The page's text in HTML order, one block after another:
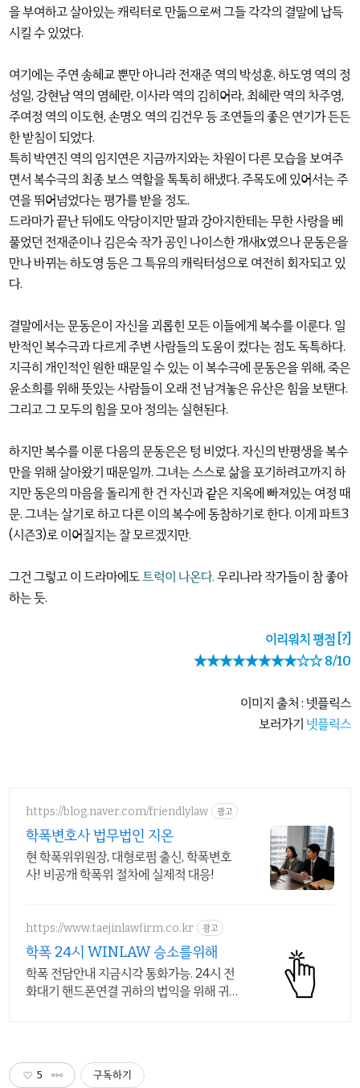
을 부여하고 살아있는 캐릭터로 만듦으로써 그들 각각의 결말에 납득
시킬 수 있었다.
여기에는 주연 송혜교 뿐만 아니라 전재준 역의 박성훈, 하도영 역의 정
성일, 강현남 역의 염혜란, 이사라 역의 김히어라, 최혜란 역의 차주영,
주여정 역의 이도현, 손명오 역의 김건우 등 조연들의 좋은 연기가 든든
한 받침이 되었다.
특히 박연진 역의 임지연은 지금까지와는 차원이 다른 모습을 보여주
면서 복수극의 최종 보스 역할을 톡톡히 해냈다. 주목도에 있어서는 주
연을 뛰어넘었다는 평가를 받을 정도.
드라마가 끝난 뒤에도 악당이지만 딸과 강아지한테는 무한 사랑을 베
풀었던 전재준이나 김은숙 작가 공인 나이스한 개새x였으나 문동은을
만나 바뀌는 하도영 등은 그 특유의 캐릭터성으로 여전히 회자되고 있
다.
결말에서는 문동은이 자신을 괴롭힌 모든 이들에게 복수를 이룬다. 일
반적인 복수극과 다르게 주변 사람들의 도움이 컸다는 점도 독특하다.
지극히 개인적인 원한 때문일 수 있는 이 복수극에 문동은을 위해, 죽은
윤소희를 위해 뜻있는 사람들이 오래 전 남겨놓은 유산은 힘을 보탠다.
그리고 그 모두의 힘을 모아 정의는 실현된다.
하지만 복수를 이룬 다음의 문동은은 텅 비었다. 자신의 반평생을 복수
만을 위해 살아왔기 때문일까. 그녀는 스스로 삶을 포기하려고까지 하
지만 동은의 마음을 돌리게 한 건 자신과 같은 지옥에 빠져있는 여정 때
문. 그녀는 살기로 하고 다른 이의 복수에 동참하기로 한다. 이게 파트3
(시즌3)로 이어질지는 잘 모르겠지만.
그건 그렇고 이 드라마에도트럭이 나온다. 우리나라 작가들이 참 좋아
하는 듯.
이리워치 평점 [?]
★★★★★★★★☆☆ 8/10
이미지 출처 : 넷플릭스
보러가기 넷플릭스
https://blog.naver.com/friendlylaw 광고
학폭변호사 법무법인 지온
현 학폭위위원장, 대형로펌 출신, 학폭변호
사! 비공개 학폭위 절차에 실제적 대응!
https://www.taejinlawfirm.co.kr 광고
학폭 24시 WINLAW 승소를위해
학폭 전담안내 지금시각 통화가능. 24시 전
화대기 핸드폰연결 귀하의 법익을 위해 귀
5 구독하기